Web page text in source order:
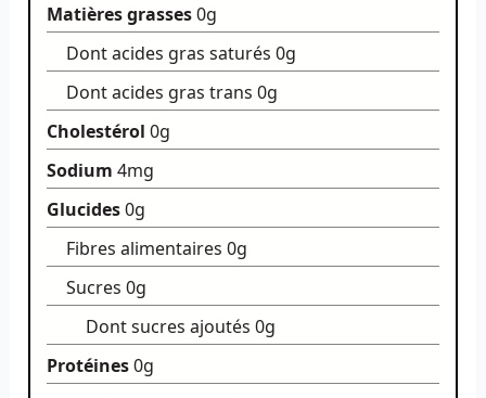
Matières grasses0g
Dont acides gras saturés0g
Dont acides gras trans0g
Cholestérol0g
Sodium4mg
Glucides0g
Fibres alimentaires0g
Sucres0g
Dont sucres ajoutés0g
Protéines0g